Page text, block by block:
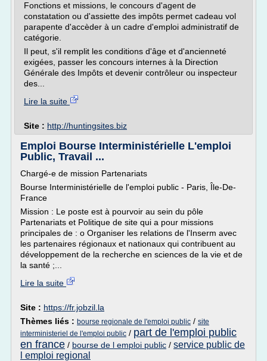
Fonctions et missions, le concours d'agent de
constatation ou d'assiette des impôts permet cadeau vol
parapente d'accèder à un cadre d'emploi administratif de
catégorie.
Il peut, s'il remplit les conditions d'âge et d'ancienneté
exigées, passer les concours internes à la Direction
Générale des Impôts et devenir contrôleur ou inspecteur
des...
Lire la suite
Site : http://huntingsites.biz
Emploi Bourse Interministérielle L'emploi
Public, Travail ...
Chargé-e de mission Partenariats
Bourse Interministérielle de l'emploi public - Paris, Île-De-
France
Mission : Le poste est à pourvoir au sein du pôle
Partenariats et Politique de site qui a pour missions
principales de : o Organiser les relations de l'Inserm avec
les partenaires régionaux et nationaux qui contribuent au
développement de la recherche en sciences de la vie et de
la santé ;...
Lire la suite
Site : https://fr.jobzil.la
Thèmes liés : bourse regionale de l'emploi public / site
interministeriel de l'emploi public / part de l'emploi public
en france / bourse de l emploi public / service public de
l emploi regional